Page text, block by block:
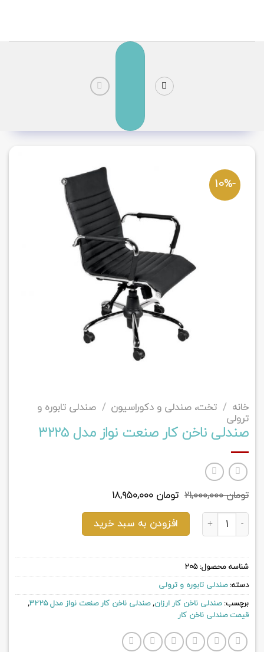
-10%
خانه / تخت، صندلی و دکوراسیون / صندلی تابوره و
ترولی
صندلی ناخن کار صنعت نواز مدل 3225
تومان۲۱,۰۰۰,۰۰۰ قیمت
اصلی
تومان ۲۱,۰۰۰,۰۰۰
بود.
تومان قیمت
تومان ۱۸,۹۵۰,۰۰۰
است. صندلی ناخن کار صنعت نواز مدل 3225 عددافزودن به سبد خرید
شناسه محصول:205
دسته:صندلی تابوره و ترولی
برچسب:صندلی ناخن کار ارزان,صندلی ناخن کار صنعت نواز مدل 3225
,
قیمت صندلی ناخن کار